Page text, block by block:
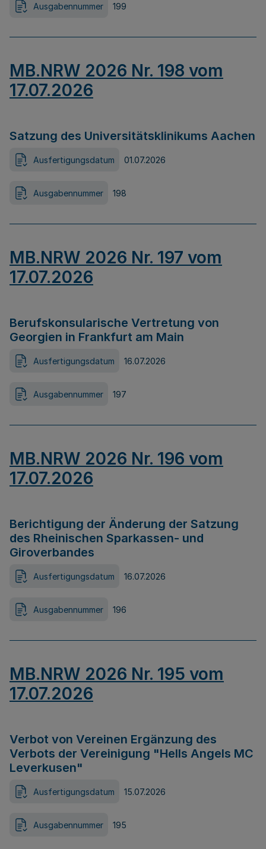
Ausgabennummer 199
MB.NRW 2026 Nr. 198 vom
17.07.2026
Satzung des Universitätsklinikums Aachen
Ausfertigungsdatum 01.07.2026
Ausgabennummer 198
MB.NRW 2026 Nr. 197 vom
17.07.2026
Berufskonsularische Vertretung von
Georgien in Frankfurt am Main
Ausfertigungsdatum 16.07.2026
Ausgabennummer 197
MB.NRW 2026 Nr. 196 vom
17.07.2026
Berichtigung der Änderung der Satzung
des Rheinischen Sparkassen- und
Giroverbandes
Ausfertigungsdatum 16.07.2026
Ausgabennummer 196
MB.NRW 2026 Nr. 195 vom
17.07.2026
Verbot von Vereinen Ergänzung des
Verbots der Vereinigung "Hells Angels MC
Leverkusen"
Ausfertigungsdatum 15.07.2026
Ausgabennummer 195